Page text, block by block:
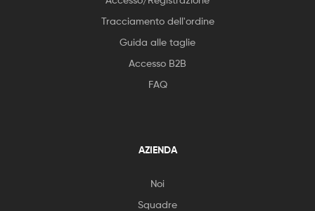
Tracciamento dell'ordine
Guida alle taglie
Accesso B2B
FAQ
AZIENDA
Noi
Squadre